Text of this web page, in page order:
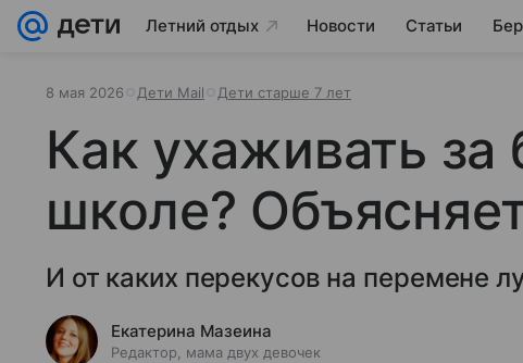
Летний отдых Новости Статьи
8 мая 2026 Дети Mail Дети старше 7 лет
Как ухаживать за
школе?
И от каких перекусов на перемене
Екатерина Мазеина
Редактор, мама двух девочек